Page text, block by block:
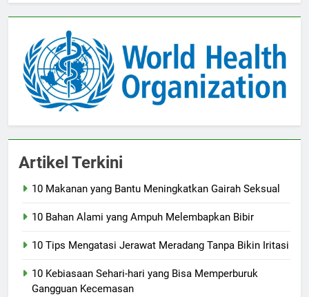
Artikel Terkini
10 Makanan yang Bantu Meningkatkan Gairah Seksual
10 Bahan Alami yang Ampuh Melembapkan Bibir
10 Tips Mengatasi Jerawat Meradang Tanpa Bikin Iritasi
10 Kebiasaan Sehari-hari yang Bisa Memperburuk
Gangguan Kecemasan